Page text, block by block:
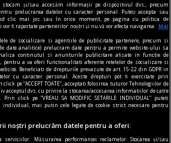
fi vrut arestat; acum, trebuie
ironică de destinul
stocăm și/sau accesăm informații pe dispozitivul dvs., precum
prelucrarea datelor cu caracter personal. Puteți accepta sau
clic mai jos sau în orice moment, pe pagina cu politica de
vor fi raportate partenerilor noștri și nu vă vor afecta navigarea.
Mai
de socializare si agentiile de publicitate partenere, precum si
date analitice) prelucram date pentru a permite website-ului sa
continutul si anunturile publicitare afisate in functie de
pentru a va oferi functionalitati aferente retelelor de socializare si
Beneficiati de drepturile prevazute de art. 15-22 din GDPR in
cu caracter personal. Aceste drepturi pot fi exercitate prin
click pe “ACCEPT TOATE”, acceptati folosirea tuturor Tehnologiilor de
acceptul dvs. cu privire la stocarea/accesarea informatiilor de catre
click pe “VREAU SA MODIFIC SETARILE INDIVIDUAL” puteti
mai putin cele legate de cookie strict necesare pentru
noștri prelucrăm datele pentru a oferi:
serviciilor. Măsurarea performanței reclamelor. Stocarea și/sau